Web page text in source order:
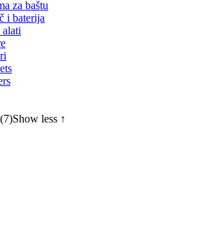
za baštu
i baterija
alati
Show less ↑